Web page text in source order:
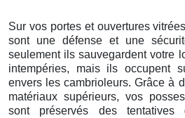
Sur vos portes et ouvertures
sont une défense et une
seulement ils sauvegardent votre
intempéries, mais ils occupent
envers les cambrioleurs. Grâce à
matériaux supérieurs, vos
sont préservés des tentatives